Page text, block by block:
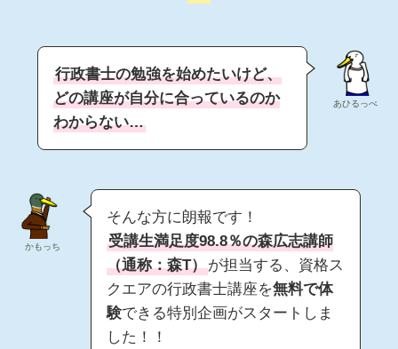
あひるっぺ
行政書士の勉強を始めたいけど、
どの講座が自分に合っているのか
わからない…
かもっち
そんな方に朗報です！
受講生満足度98.8％の森広志講師
（通称：森T）が担当する、資格ス
クエアの行政書士講座を無料で体
験できる特別企画がスタートしま
した！！